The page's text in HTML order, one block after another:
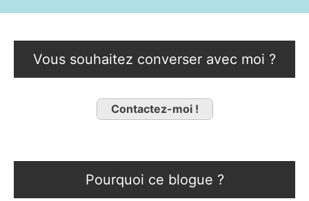
Vous souhaitez converser avec moi ?
Contactez-moi !
Pourquoi ce blogue ?